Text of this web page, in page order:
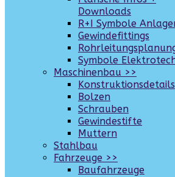
Downloads
R+I Symbole
Gewindefittings
Symbole
Maschinenbau >>
Konstruktionsdetails
Bolzen
Schrauben
Gewindestifte
Muttern
Stahlbau
Fahrzeuge >>
Baufahrzeuge